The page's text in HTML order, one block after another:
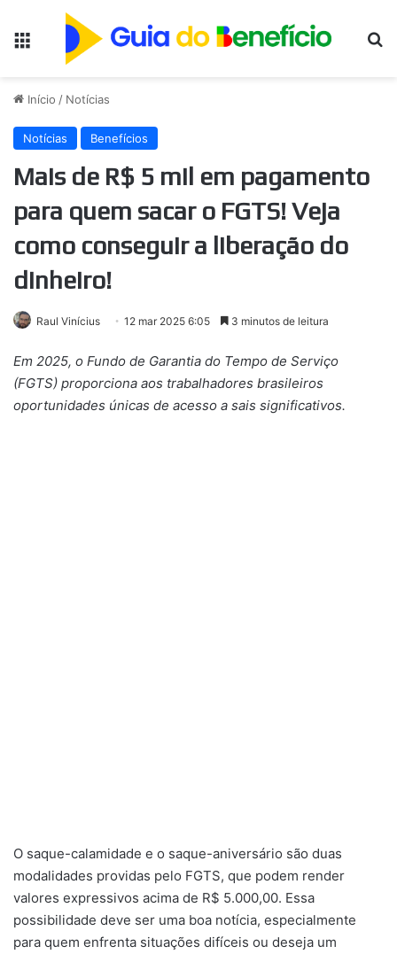
Início / Notícias
Notícias Benefícios
Mais de R$ 5 mil em pagamento
para quem sacar o FGTS! Veja
como conseguir a liberação do
dinheiro!
Raul Vinícius 12 mar 2025 6:05 3 minutos de leitura
Em 2025, o Fundo de Garantia do Tempo de Serviço
(FGTS) proporciona aos trabalhadores brasileiros
oportunidades únicas de acesso a sais significativos.
O saque-calamidade e o saque-aniversário são duas
modalidades providas pelo FGTS, que podem render
valores expressivos acima de R$ 5.000,00. Essa
possibilidade deve ser uma boa notícia, especialmente
para quem enfrenta situações difíceis ou deseja um